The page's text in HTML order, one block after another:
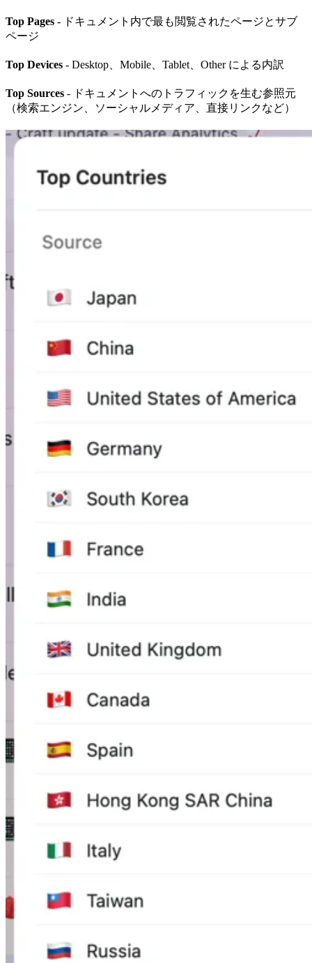
Top Pages - ドキュメント内で最も閲覧されたページとサブ
ページ
Top Devices - Desktop、Mobile、Tablet、Other による内訳
Top Sources - ドキュメントへのトラフィックを生む参照元
（検索エンジン、ソーシャルメディア、直接リンクなど）